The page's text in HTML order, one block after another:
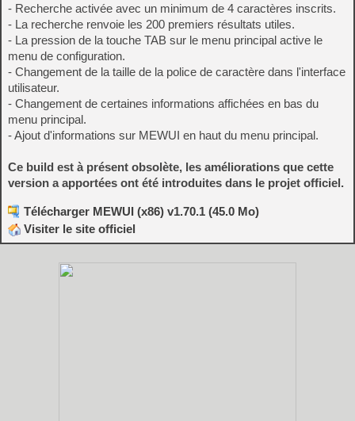
- Recherche activée avec un minimum de 4 caractères inscrits.
- La recherche renvoie les 200 premiers résultats utiles.
- La pression de la touche TAB sur le menu principal active le
menu de configuration.
- Changement de la taille de la police de caractère dans l'interface
utilisateur.
- Changement de certaines informations affichées en bas du
menu principal.
- Ajout d'informations sur MEWUI en haut du menu principal.
Ce build est à présent obsolète, les améliorations que cette
version a apportées ont été introduites dans le projet officiel.
Télécharger MEWUI (x86) v1.70.1 (45.0 Mo)
Visiter le site officiel